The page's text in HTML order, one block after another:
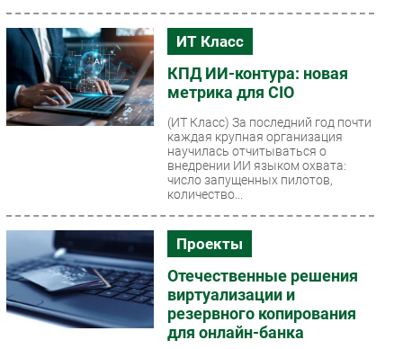
ИТ Класс
КПД ИИ-контура: новая
метрика для CIO
(ИТ Класс) За последний год почти
каждая крупная организация
научилась отчитываться о
внедрении ИИ языком охвата:
число запущенных пилотов,
количество...
Проекты
Отечественные решения
виртуализации и
резервного копирования
для онлайн-банка